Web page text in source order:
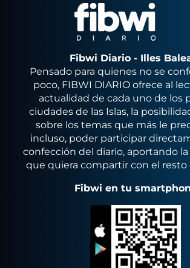
Fibwi Diario - Illes
Pensado para quienes no se
poco, FIBWI DIARIO ofrece al
actualidad de cada uno de los
ciudades de las Islas, la
sobre los temas que más le
incluso, poder participar
confección del diario, aportando
que quiera compartir con el resto
Fibwi en tu